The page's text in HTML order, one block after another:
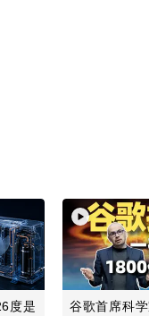
度是
谷歌首席科